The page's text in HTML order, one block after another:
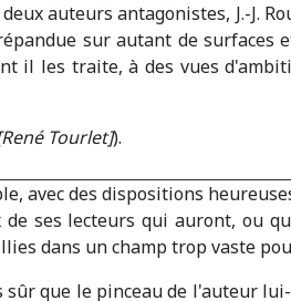
auteurs antagonistes, J.-J.
sur autant de surfaces
il les traite, à des vues
Tourlet]).
avec des dispositions
ses lecteurs qui auront, ou
dans un champ trop vaste
que le pinceau de l'auteur